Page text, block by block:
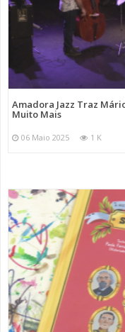
Amadora Jazz Traz
Muito Mais
06 Maio 2025 1 K